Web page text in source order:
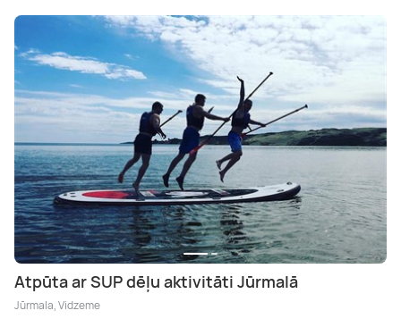
Atpūta ar SUP dēļu aktivitāti Jūrmalā
Jūrmala, Vidzeme